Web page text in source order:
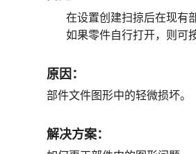
在设置创建扫掠后在现有
如果零件自行打开，则可
原因：
部件文件图形中的轻微损坏。
解决方案：